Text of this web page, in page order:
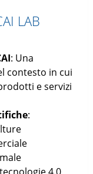
LAB
: Una
contesto in cui
e servizi
: